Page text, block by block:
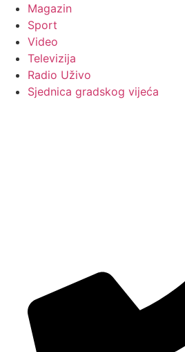
Magazin
Sport
Video
Televizija
Radio Uživo
Sjednica gradskog vijeća